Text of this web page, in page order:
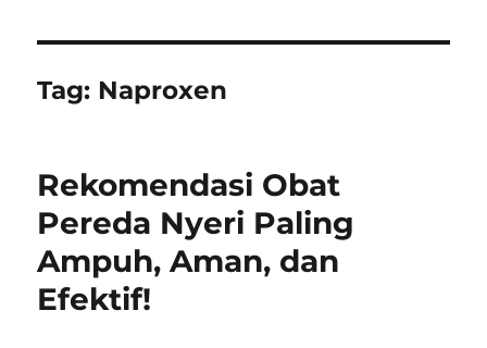
Tag: Naproxen
Rekomendasi Obat
Pereda Nyeri Paling
Ampuh, Aman, dan
Efektif!